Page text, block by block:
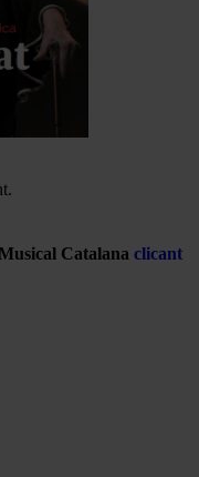
Catalana clicant